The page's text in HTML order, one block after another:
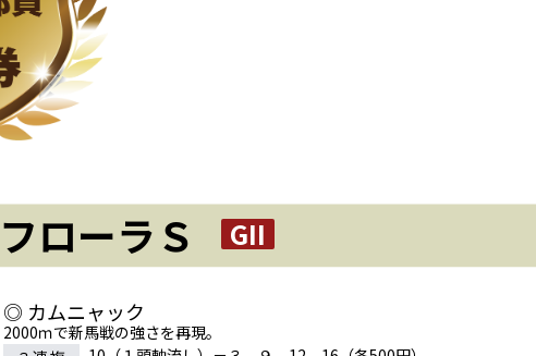
フローラＳ GII
◎ カムニャック
2000ｍで新馬戦の強さを再現。